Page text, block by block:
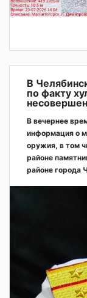
В
по факту
В вечернее
информация о
оружия, в том
районе
районе города